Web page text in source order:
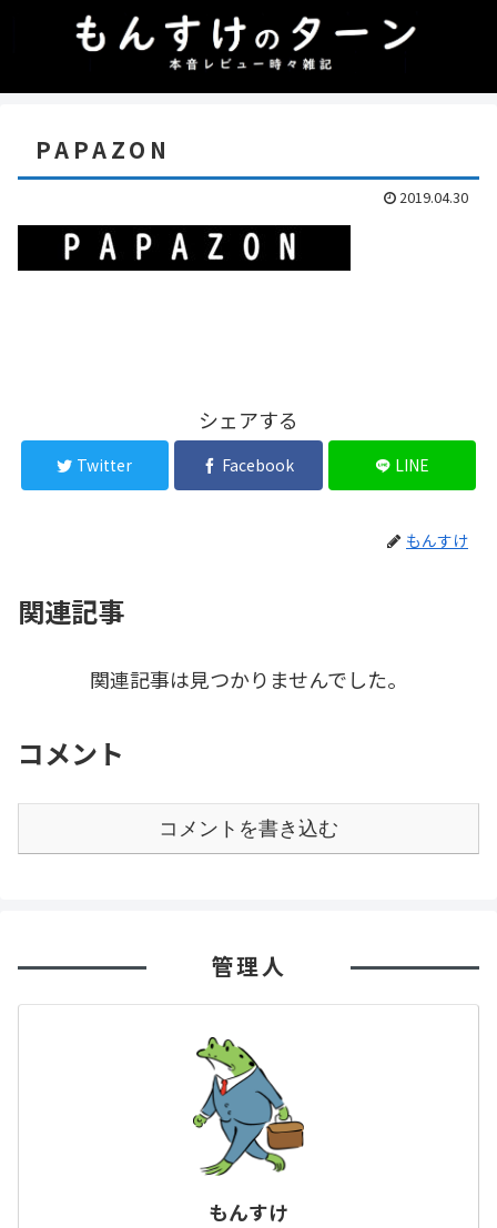
PAPAZON
2019.04.30
シェアする
Twitter Facebook LINE
もんすけ
関連記事
関連記事は見つかりませんでした。
コメント
コメントを書き込む
管理人
もんすけ